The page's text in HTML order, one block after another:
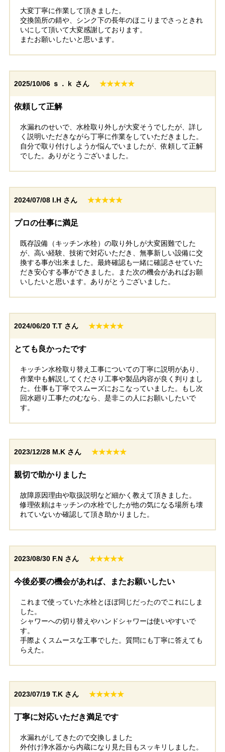
大変丁寧に作業して頂きました。
交換箇所の錆や、シンク下の長年のほこりまでさっときれ
いにして頂いて大変感謝しております。
またお願いしたいと思います。
2025/10/06 ｓ．ｋ さん ★★★★★
依頼して正解
水漏れのせいで、水栓取り外しが大変そうでしたが、詳し
く説明いただきながら丁寧に作業をしていただきました。
自分で取り付けしようか悩んでいましたが、依頼して正解
でした。ありがとうございました。
2024/07/08 I.H さん ★★★★★
プロの仕事に満足
既存設備（キッチン水栓）の取り外しが大変困難でした
が、高い経験、技術で対応いただき、無事新しい設備に交
換する事が出来ました。最終確認も一緒に確認させていた
だき安心する事ができました。また次の機会があればお願
いしたいと思います。ありがとうございました。
2024/06/20 T.T さん ★★★★★
とても良かったです
キッチン水栓取り替え工事についての丁寧に説明があり、
作業中も解説してくださり工事や製品内容が良く判りまし
た。仕事も丁寧でスムーズにおこなっていました。もし次
回水廻り工事たのむなら、是非この人にお願いしたいで
す。
2023/12/28 M.K さん ★★★★★
親切で助かりました
故障原因理由や取扱説明など細かく教えて頂きました。
修理依頼はキッチンの水栓でしたが他の気になる場所も壊
れていないか確認して頂き助かりました。
2023/08/30 F.N さん ★★★★★
今後必要の機会があれば、またお願いしたい
これまで使っていた水栓とほぼ同じだったのでこれにしま
した。
シャワーへの切り替えやハンドシャワーは使いやすいで
す。
手際よくスムースな工事でした。質問にも丁寧に答えても
らえた。
2023/07/19 T.K さん ★★★★★
丁寧に対応いただき満足です
水漏れがしてきたので交換しました
外付け浄水器から内蔵になり見た目もスッキリしました。